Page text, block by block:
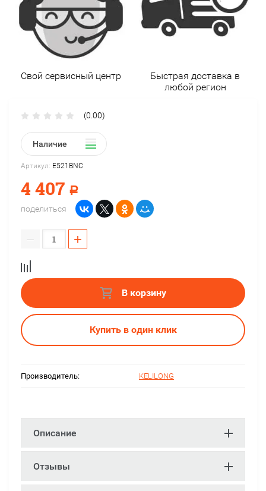
Свой сервисный центр
Быстрая доставка в
любой регион
(0.00)
Наличие
Артикул: E521BNC
4 407 Р
поделиться
+
В корзину
Купить в один клик
Производитель: KELILONG
Описание
Отзывы